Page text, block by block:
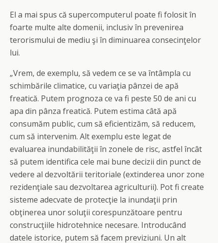
El a mai spus că supercomputerul poate fi folosit în
foarte multe alte domenii, inclusiv în prevenirea
terorismului de mediu şi în diminuarea consecinţelor
lui.
„Vrem, de exemplu, să vedem ce se va întâmpla cu
schimbările climatice, cu variaţia pânzei de apă
freatică. Putem prognoza ce va fi peste 50 de ani cu
apa din pânza freatică. Putem estima câtă apă
consumăm public, cum să eficientizăm, să reducem,
cum să intervenim. Alt exemplu este legat de
evaluarea inundabilităţii în zonele de risc, astfel încât
să putem identifica cele mai bune decizii din punct de
vedere al dezvoltării teritoriale (extinderea unor zone
rezidenţiale sau dezvoltarea agriculturii). Pot fi create
sisteme adecvate de protecţie la inundaţii prin
obţinerea unor soluţii corespunzătoare pentru
construcţiile hidrotehnice necesare. Introducând
datele istorice, putem să facem previziuni. Un alt